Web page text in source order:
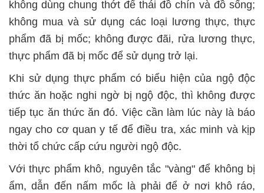
không dùng chung thớt để thái đồ chín và đồ sống;
không mua và sử dụng các loại lương thực, thực
phẩm đã bị mốc; không được đãi, rửa lương thực,
thực phẩm đã bị mốc để sử dụng trở lại.
Khi sử dụng thực phẩm có biểu hiện của ngộ độc
thức ăn hoặc nghi ngờ bị ngộ độc, thì không được
tiếp tục ăn thức ăn đó. Việc cần làm lúc này là báo
ngay cho cơ quan y tế để điều tra, xác minh và kịp
thời tổ chức cấp cứu người ngộ độc.
Với thực phẩm khô, nguyên tắc "vàng" để không bị
ẩm, dẫn đến nấm mốc là phải để ở nơi khô ráo,